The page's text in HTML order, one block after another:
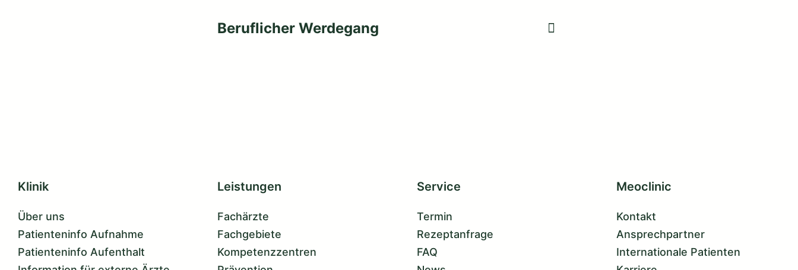
Beruflicher Werdegang
Klinik
Über uns
Patienteninfo Aufnahme
Patienteninfo Aufenthalt
Leistungen
Fachärzte
Fachgebiete
Kompetenzzentren
Service
Termin
Rezeptanfrage
FAQ
Meoclinic
Kontakt
Ansprechpartner
Internationale Patienten